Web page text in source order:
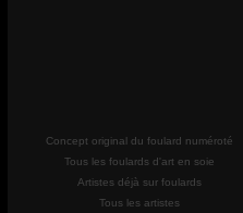
Concept original du foulard numéroté
Tous les foulards d'art en soie
Artistes déjà sur foulards
Tous les artistes